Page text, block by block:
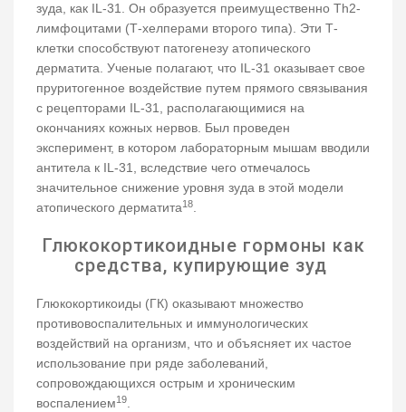
зуда, как IL-31. Он образуется преимущественно Th2-
лимфоцитами (Т-хелперами второго типа). Эти Т-
клетки способствуют патогенезу атопического
дерматита. Ученые полагают, что IL-31 оказывает свое
пруритогенное воздействие путем прямого связывания
с рецепторами IL-31, располагающимися на
окончаниях кожных нервов. Был проведен
эксперимент, в котором лабораторным мышам вводили
антитела к IL-31, вследствие чего отмечалось
значительное снижение уровня зуда в этой модели
атопического дерматита18.
Глюкокортикоидные гормоны как
средства, купирующие зуд
Глюкокортикоиды (ГК) оказывают множество
противовоспалительных и иммунологических
воздействий на организм, что и объясняет их частое
использование при ряде заболеваний,
сопровождающихся острым и хроническим
воспалением19.